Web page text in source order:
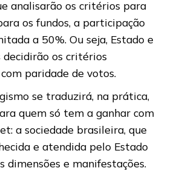
analisarão os critérios para
os fundos, a participação
a 50%. Ou seja, Estado e
os critérios
paridade de votos.
se traduzirá, na prática,
quem só tem a ganhar com
a sociedade brasileira, que
e atendida pelo Estado
dimensões e manifestações.